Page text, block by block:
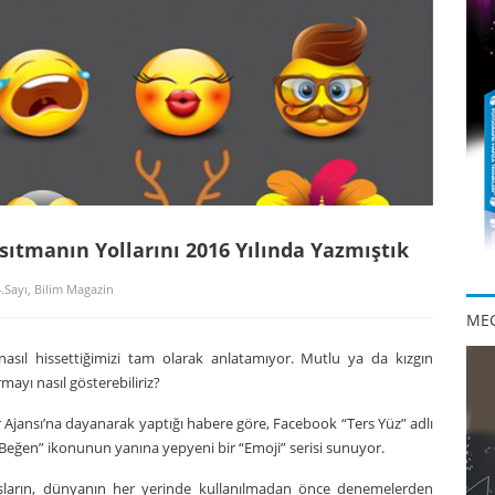
Yollarını 2016 Yılında Yazmıştık
Bilim Magazin
hissettiğimizi tam olarak anlatamıyor. Mutlu ya da kızgın
nasıl gösterebiliriz?
dayanarak yaptığı habere göre, Facebook “Ters Yüz” adlı
ikonunun yanına yepyeni bir “Emoji” serisi sunuyor.
dünyanın her yerinde kullanılmadan önce denemelerden